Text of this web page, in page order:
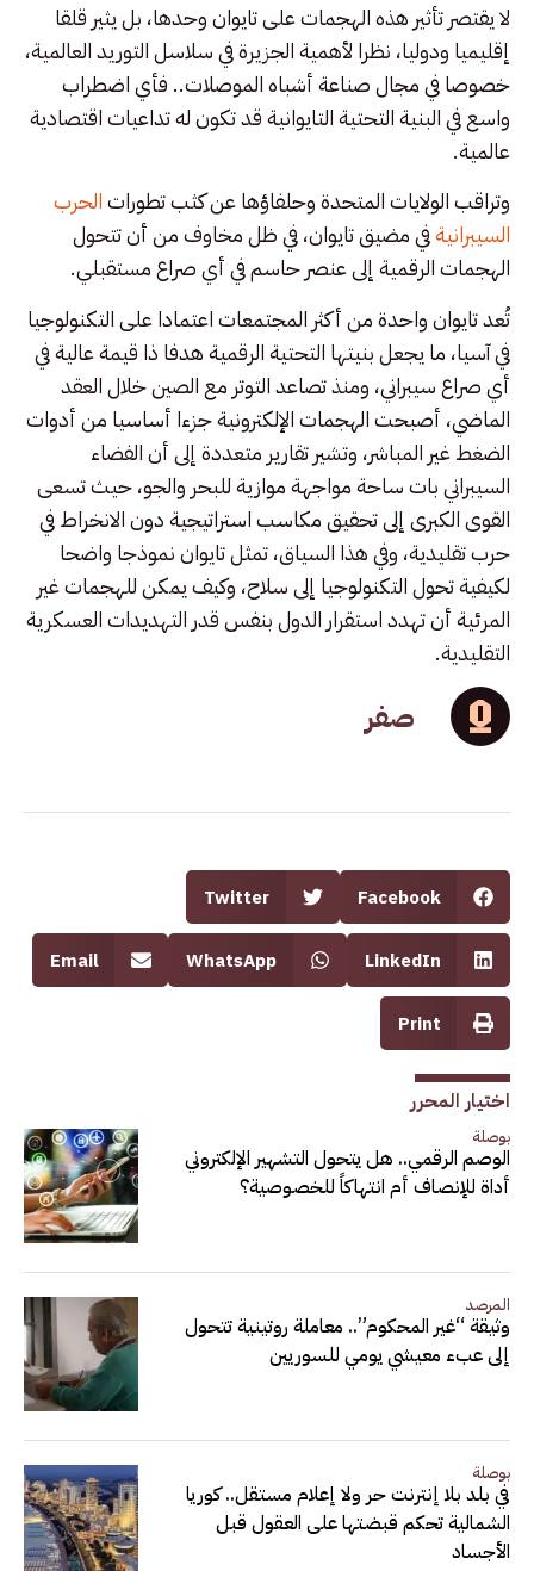
لا يقتصر تأثير هذه الهجمات على تايوان وحدها، بل يثير قلقا
إقليميا ودوليا، نظرا لأهمية الجزيرة في سلاسل التوريد العالمية،
خصوصا في مجال صناعة أشباه الموصلات.. فأي اضطراب
واسع في البنية التحتية التايوانية قد تكون له تداعيات اقتصادية
عالمية.
وتراقب الولايات المتحدة وحلفاؤها عن كثب تطوراتالحرب
السيبرانيةفي مضيق تايوان، في ظل مخاوف من أن تتحول
الهجمات الرقمية إلى عنصر حاسم في أي صراع مستقبلي.
تُعد تايوان واحدة من أكثر المجتمعات اعتمادا على التكنولوجيا
في آسيا، ما يجعل بنيتها التحتية الرقمية هدفا ذا قيمة عالية في
أي صراع سيبراني، ومنذ تصاعد التوتر مع الصين خلال العقد
الماضي، أصبحت الهجمات الإلكترونية جزءا أساسيا من أدوات
الضغط غير المباشر، وتشير تقارير متعددة إلى أن الفضاء
السيبراني بات ساحة مواجهة موازية للبحر والجو، حيث تسعى
القوى الكبرى إلى تحقيق مكاسب استراتيجية دون الانخراط في
حرب تقليدية، وفي هذا السياق، تمثل تايوان نموذجا واضحا
لكيفية تحول التكنولوجيا إلى سلاح، وكيف يمكن للهجمات غير
المرئية أن تهدد استقرار الدول بنفس قدر التهديدات العسكرية
التقليدية.
صفر
Facebook
Twitter
LinkedIn
WhatsApp
Email
Print
اختيار المحرر
بوصلة
الوصم الرقمي.. هل يتحول التشهير الإلكتروني
أداة للإنصاف أم انتهاكاً للخصوصية؟
المرصد
وثيقة “غير المحكوم”.. معاملة روتينية تتحول
إلى عبء معيشي يومي للسوريين
بوصلة
في بلد بلا إنترنت حر ولا إعلام مستقل.. كوريا
الشمالية تحكم قبضتها على العقول قبل
الأجساد